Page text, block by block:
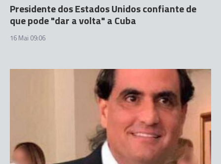
Presidente dos Estados Unidos confiante de
que pode "dar a volta" a Cuba
16 Mai 09:06